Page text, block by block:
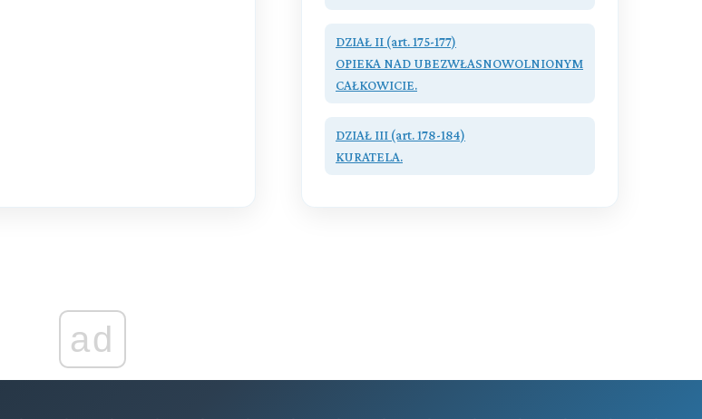
Rozdział I. (art. 145 - 153)
Ustanowienie opieki.
Rozdział II. (art. 154 - 164)
Rozdział III. (art. 165 - 168)
Nadzór nad sprawowaniem opieki.
DZIAŁ II (art. 175-177)
OPIEKA NAD UBEZWŁASNOWOLNIONYM
CAŁKOWICIE.
Przeczytaj zawartość działu
DZIAŁ III (art. 178-184)
KURATELA.
ad